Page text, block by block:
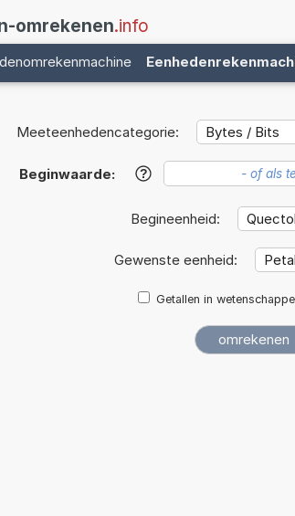
omrekenen.info
Meeteenhedencategorie:
Beginwaarde: ?
Begineenheid:
Gewenste eenheid:
Getallen in